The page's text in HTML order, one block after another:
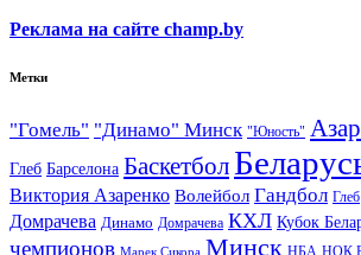
Реклама на сайте champ.by
Метки
"Гомель" "Динамо" Минск "Юность"
Глеб Барселона Баскетбол
Виктория Азаренко Волейбол Гандбол Глеб
Домрачева Динамо Домрачева КХЛ Кубок
чемпионов Марек Сикора Минск НБА НОК